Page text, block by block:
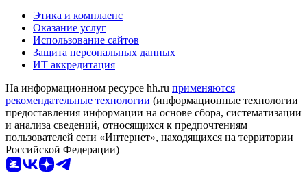
Этика и комплаенс
Оказание услуг
Использование сайтов
Защита персональных данных
ИТ аккредитация
На информационном ресурсе hh.ru применяются
рекомендательные технологии (информационные технологии
предоставления информации на основе сбора, систематизации
и анализа сведений, относящихся к предпочтениям
пользователей сети «Интернет», находящихся на территории
Российской Федерации)